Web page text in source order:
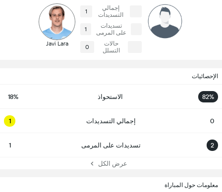
إجمالي
التسديدات
1
تسديدات
على المرمى
1
حالات
التسلل
0
Javi Lara
الإحصائيات
82% الاستحواذ 18%
0 إجمالي التسديدات 1
2 تسديدات على المرمى 1
عرض الكل
معلومات حول المباراة